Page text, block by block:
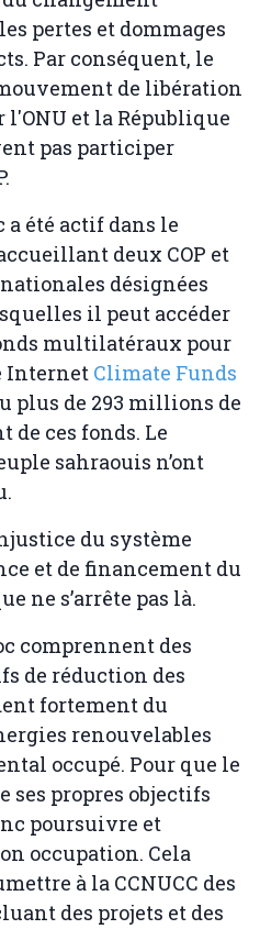
pertes et dommages
Par conséquent, le
de libération
et la République
pas participer
été actif dans le
deux COP et
désignées
il peut accéder
multilatéraux pour
Internet Climate Funds
plus de 293 millions de
de ces fonds. Le
sahraouis n’ont
du système
et de financement du
ne s’arrête pas là.
comprennent des
de réduction des
fortement du
renouvelables
occupé. Pour que le
ses propres objectifs
poursuivre et
occupation. Cela
à la CCNUCC des
des projets et des